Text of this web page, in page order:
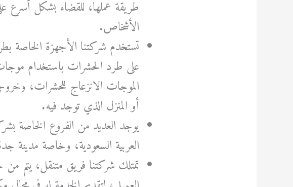
طريقة عملها، للقضاء بشكل أسرع
الأشخاص.
تستخدم شركتنا الأجهزة الخاصة
على طرد الحشرات باستخدام
الموجات الانزعاج للحشرات،
أو المنزل الذي توجد فيه.
يوجد العديد من الفروع الخاصة
العربية السعودية، وخاصة مدينة
تمتلك شركتنا فريق متنقل، يتم